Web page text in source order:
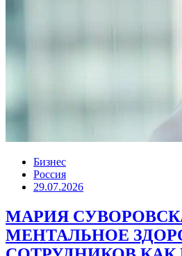
Бизнес
Россия
29.07.2026
МАРИЯ
МЕНТАЛЬНОЕ